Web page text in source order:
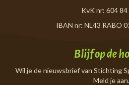
KvK nr: 604 84
IBAN nr: NL43 RABO
Blijf op de
Wil je de nieuwsbrief van Stichting
Meld je aan.